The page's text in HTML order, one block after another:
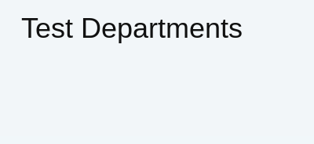
Test Departments